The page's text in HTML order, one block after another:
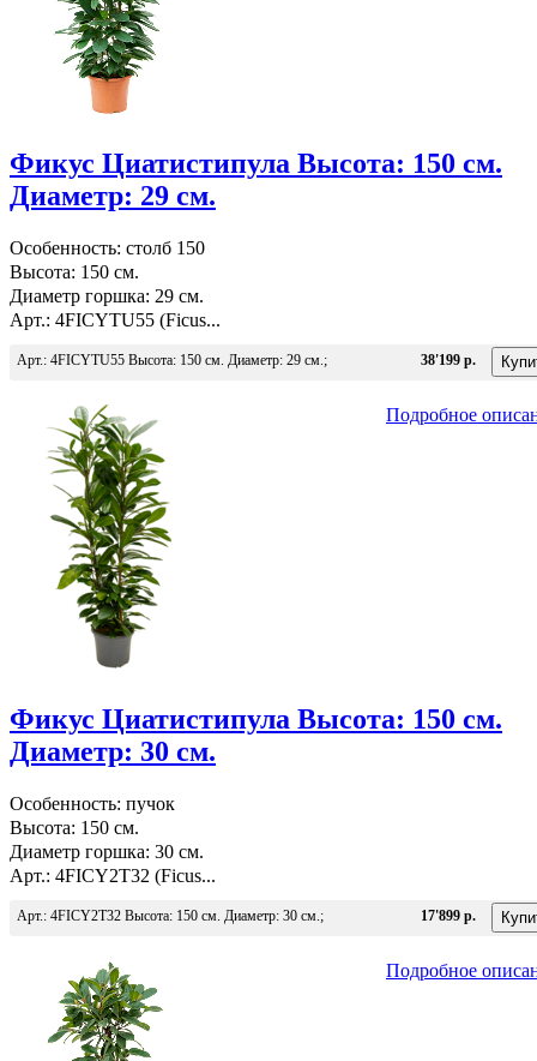
Фикус Циатистипула Высота: 150 см.
Диаметр: 29 см.
Особенность: столб 150
Высота: 150 см.
Диаметр горшка: 29 см.
Арт.: 4FICYTU55 (Ficus...
Арт.: 4FICYTU55 Высота: 150 см. Диаметр: 29 см.; 38'199 р.
Подробное
Фикус Циатистипула Высота: 150 см.
Диаметр: 30 см.
Особенность: пучок
Высота: 150 см.
Диаметр горшка: 30 см.
Арт.: 4FICY2T32 (Ficus...
Арт.: 4FICY2T32 Высота: 150 см. Диаметр: 30 см.; 17'899 р.
Подробное